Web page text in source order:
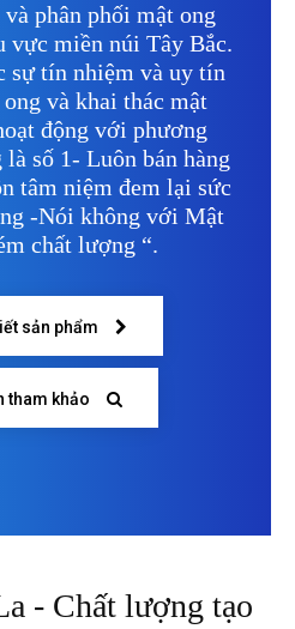
phân phối mật ong
vực miền núi Tây Bắc.
sự tín nhiệm và uy tín
và khai thác mật
động với phương
số 1- Luôn bán hàng
tâm niệm đem lại sức
-Nói không với Mật
chất lượng “.
sản phẩm
tham khảo
- Chất lượng tạo